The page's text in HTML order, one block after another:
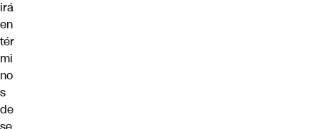
irá
en
tér
mi
no
s
de